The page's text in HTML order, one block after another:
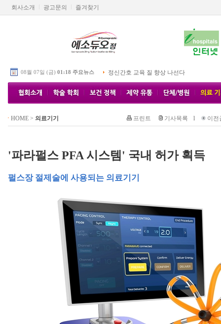
회사소개 광고문의 즐겨찾기
08월 07일 (금) 01:18 주요뉴스 정신간호 교육 질 향상 나선다
HOME> 의료기기 프린트 기사목록 l 이전
'파라펄스 PFA 시스템' 국내 허가 획득
펄스장 절제술에 사용되는 의료기기